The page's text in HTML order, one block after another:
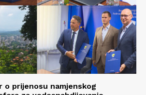
o prijenosu namjenskog